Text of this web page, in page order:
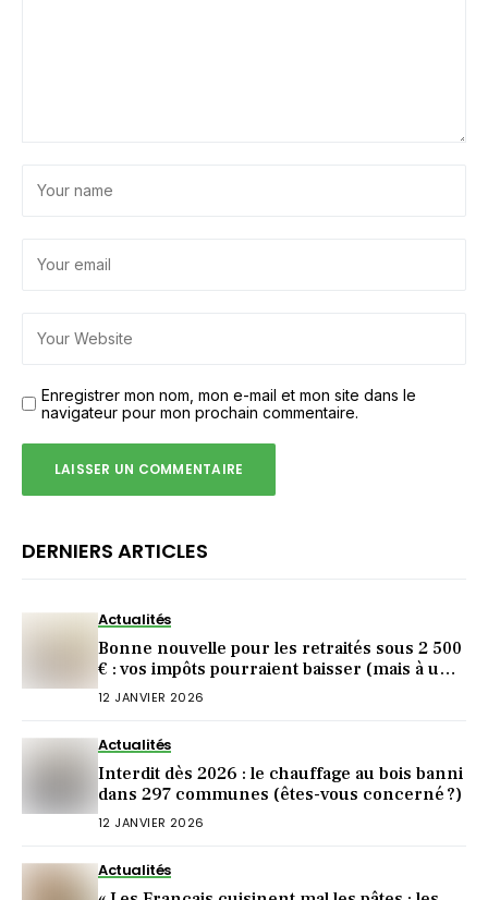
Enregistrer mon nom, mon e-mail et mon site dans le
navigateur pour mon prochain commentaire.
DERNIERS ARTICLES
Actualités
Bonne nouvelle pour les retraités sous 2 500
€ : vos impôts pourraient baisser (mais à une
condition)
12 JANVIER 2026
Actualités
Interdit dès 2026 : le chauffage au bois banni
dans 297 communes (êtes-vous concerné ?)
12 JANVIER 2026
Actualités